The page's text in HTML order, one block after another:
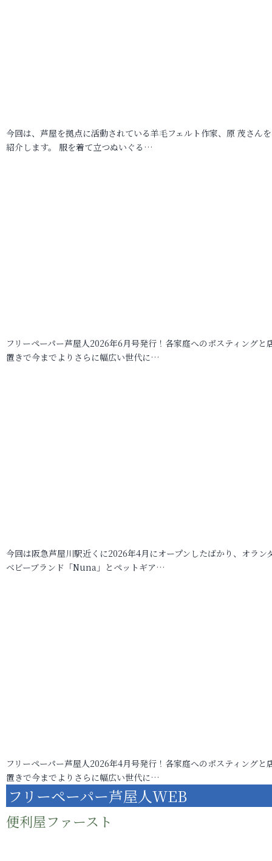
今回は、芦屋を拠点に活動されている羊毛フェルト作家、原 茂さん
紹介します。 服を着て立つぬいぐる…
フリーペーパー芦屋人2026年6月号発行！各家庭へのポスティングと
置きで今までよりさらに幅広い世代に…
今回は阪急芦屋川駅近くに2026年4月にオープンしたばかり、オラン
ベビーブランド「Nuna」とペットギア…
フリーペーパー芦屋人2026年4月号発行！各家庭へのポスティングと
置きで今までよりさらに幅広い世代に…
フリーペーパー芦屋人WEB
便利屋ファースト